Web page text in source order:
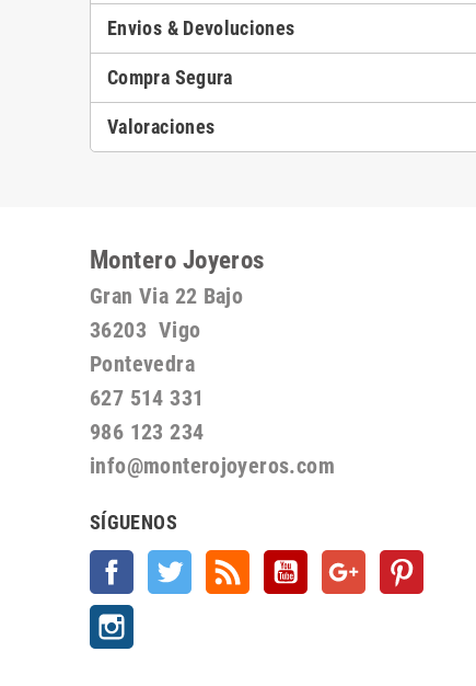
Envios & Devoluciones
Compra Segura
Valoraciones
Montero Joyeros
Gran Via 22 Bajo
36203 Vigo
Pontevedra
627 514 331
986 123 234
info@monterojoyeros.com
SÍGUENOS
Facebook Twitter YouTube Google +